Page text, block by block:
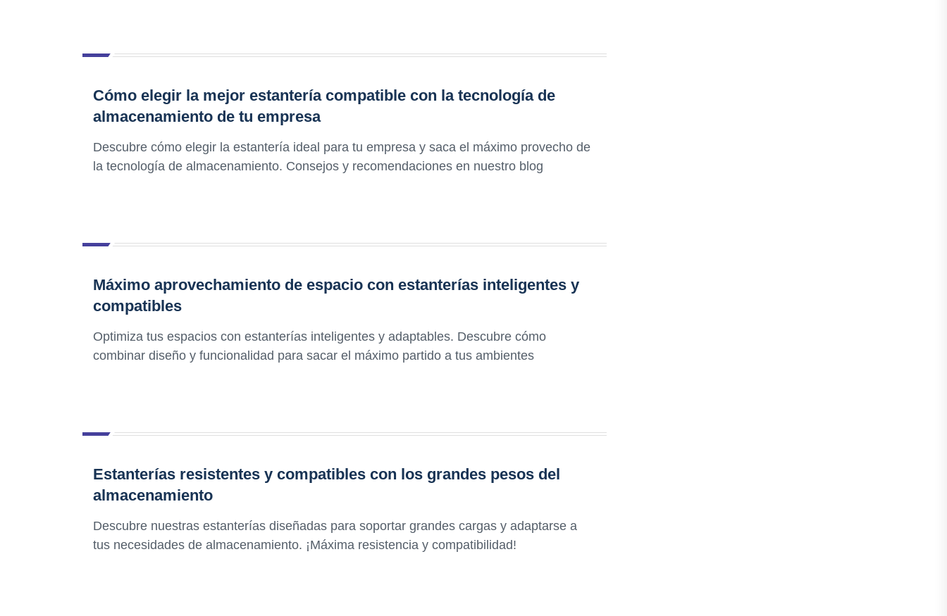
Cómo elegir la mejor estantería compatible con la tecnología de
almacenamiento de tu empresa
Descubre cómo elegir la estantería ideal para tu empresa y saca el máximo provecho de
la tecnología de almacenamiento. Consejos y recomendaciones en nuestro blog
Máximo aprovechamiento de espacio con estanterías inteligentes y
compatibles
Optimiza tus espacios con estanterías inteligentes y adaptables. Descubre cómo
combinar diseño y funcionalidad para sacar el máximo partido a tus ambientes
Estanterías resistentes y compatibles con los grandes pesos del
almacenamiento
Descubre nuestras estanterías diseñadas para soportar grandes cargas y adaptarse a
tus necesidades de almacenamiento. ¡Máxima resistencia y compatibilidad!